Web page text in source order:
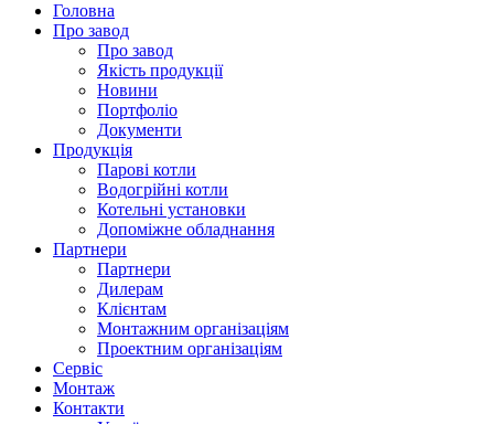
Головна
Про завод
Про завод
Якість продукції
Новини
Портфоліо
Документи
Продукцiя
Парові котли
Водогрiйнi котли
Котельні установки
Допоміжне обладнання
Партнери
Партнери
Дилерам
Клієнтам
Монтажним організаціям
Проектним органiзацiям
Сервiс
Монтаж
Контакти